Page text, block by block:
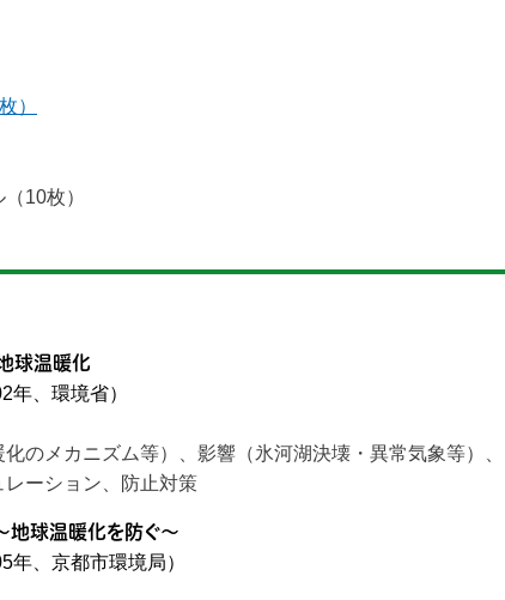
）
10枚）
球温暖化
年、環境省）
のメカニズム等）、影響（氷河湖決壊・異常気象等）、
ーション、防止対策
地球温暖化を防ぐ〜
年、京都市環境局）